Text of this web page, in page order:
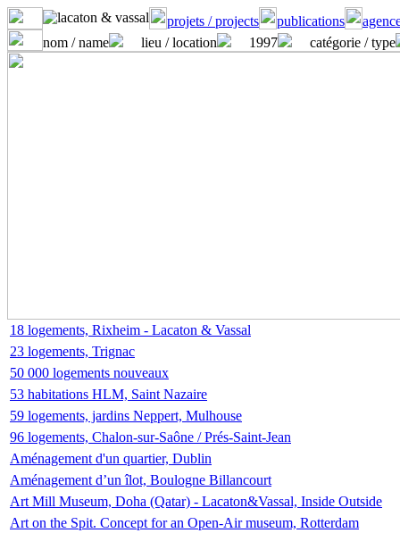
projets / projects publications
nom / name
lieu / location 1997 catégorie / type
18 logements, Rixheim - Lacaton & Vassal
23 logements, Trignac
50 000 logements nouveaux
53 habitations HLM, Saint Nazaire
59 logements, jardins Neppert, Mulhouse
96 logements, Chalon-sur-Saône / Prés-Saint-Jean
Aménagement d'un quartier, Dublin
Aménagement d’un îlot, Boulogne Billancourt
Art Mill Museum, Doha (Qatar) - Lacaton&Vassal, Inside Outside
Art on the Spit. Concept for an Open-Air museum, Rotterdam